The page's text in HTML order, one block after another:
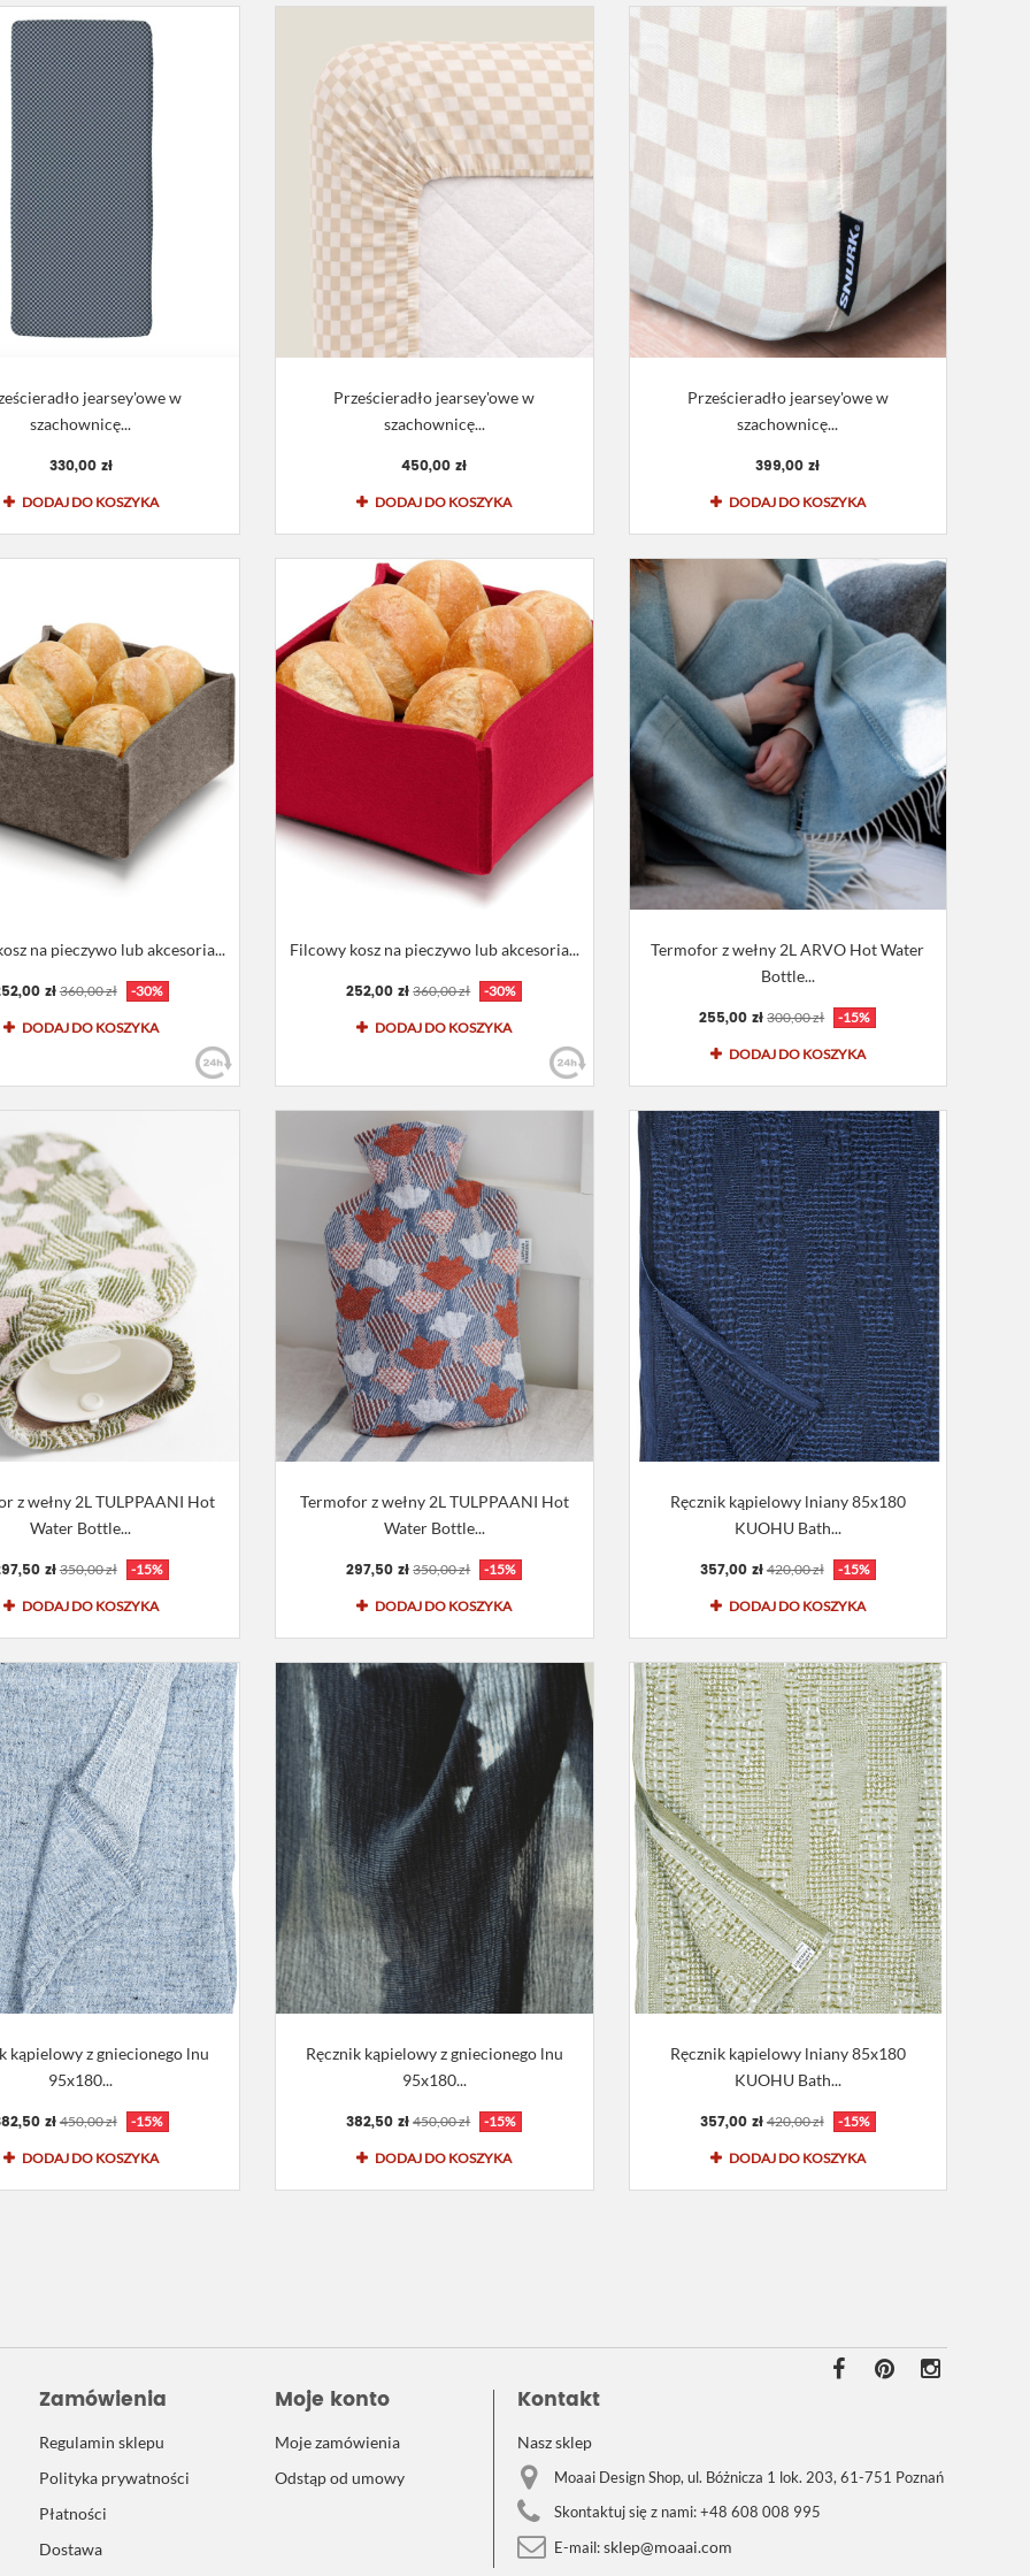
jearsey'owe w
szachownicę...
330,00 zł
DODAJ DO KOSZYKA
Prześcieradło jearsey'owe w
szachownicę...
450,00 zł
DODAJ DO KOSZYKA
Prześcieradło jearsey'owe w
szachownicę...
399,00 zł
DODAJ DO KOSZYKA
na pieczywo lub akcesoria...
zł 360,00 zł -30%
DODAJ DO KOSZYKA
Filcowy kosz na pieczywo lub akcesoria...
252,00 zł 360,00 zł -30%
DODAJ DO KOSZYKA
Termofor z wełny 2L ARVO Hot Water
Bottle...
255,00 zł 300,00 zł -15%
DODAJ DO KOSZYKA
z wełny 2L TULPPAANI Hot
Water Bottle...
zł 350,00 zł -15%
DODAJ DO KOSZYKA
Termofor z wełny 2L TULPPAANI Hot
Water Bottle...
297,50 zł 350,00 zł -15%
DODAJ DO KOSZYKA
Ręcznik kąpielowy lniany 85x180
KUOHU Bath...
357,00 zł 420,00 zł -15%
DODAJ DO KOSZYKA
kąpielowy z gniecionego lnu
95x180...
zł 450,00 zł -15%
DODAJ DO KOSZYKA
Ręcznik kąpielowy z gniecionego lnu
95x180...
382,50 zł 450,00 zł -15%
DODAJ DO KOSZYKA
Ręcznik kąpielowy lniany 85x180
KUOHU Bath...
357,00 zł 420,00 zł -15%
DODAJ DO KOSZYKA
Zamówienia
Regulamin sklepu
Polityka prywatności
Płatności
Dostawa
Moje konto
Moje zamówienia
Odstąp od umowy
Kontakt
Nasz sklep
Moaai Design Shop, ul. Bóżnicza 1 lok. 203, 61-751 Poznań
Skontaktuj się z nami:+48 608 008 995
E-mail:sklep@moaai.com